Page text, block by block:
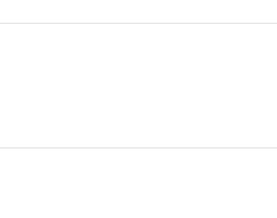
สวนผลไม้ที่บ้านเกิด